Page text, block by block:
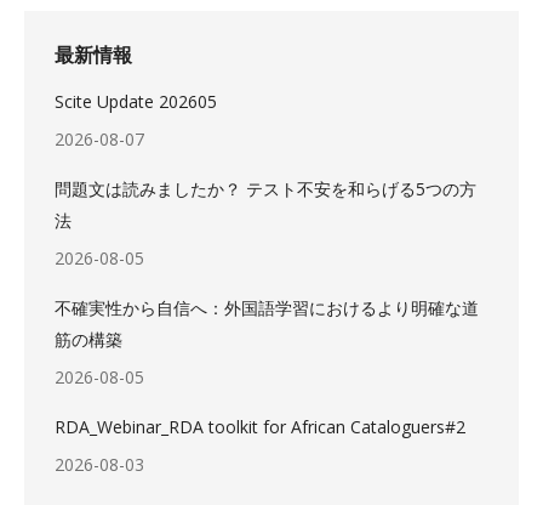
最新情報
Scite Update 202605
2026-08-07
問題文は読みましたか？ テスト不安を和らげる5つの方
法
2026-08-05
不確実性から自信へ：外国語学習におけるより明確な道
筋の構築
2026-08-05
RDA_Webinar_RDA toolkit for African Cataloguers#2
2026-08-03